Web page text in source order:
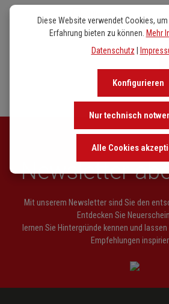
Newsletter
Mit unserem Newsletter sind Sie den
Entdecken Sie
lernen Sie Hintergründe kennen und
Empfehlungen
Diese Website verwendet Cookies,
Erfahrung bieten zu können. Mehr
Datenschutz
Nur technisch
Konfigurieren
Alle Cookies